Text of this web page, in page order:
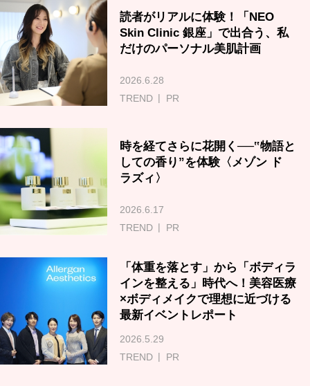
読者がリアルに体験！「NEO
Skin Clinic 銀座」で出合う、私
だけのパーソナル美肌計画
2026.6.28
TREND
PR
時を経てさらに花開く──‟物語と
しての香り”を体験〈メゾン ド
ラズィ〉
2026.6.17
TREND
PR
「体重を落とす」から「ボディラ
インを整える」時代へ！美容医療
×ボディメイクで理想に近づける
最新イベントレポート
2026.5.29
TREND
PR